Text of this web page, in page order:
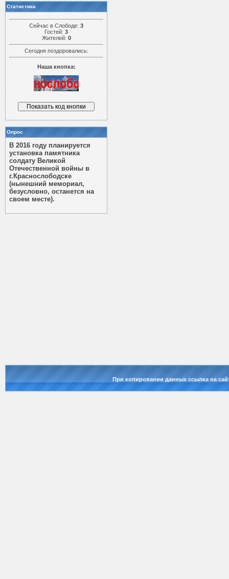
Статистика
Сейчас в Слободе: 3
Гостей: 3
Жителей: 0
Сегодня поздоровались:
Наша кнопка:
Опрос
В 2016 году планируется
установка памятника
солдату Великой
Отечественной войны в
г.Краснослободске
(нынешний мемориал,
безусловно, останется на
своем месте).
При копировании данных ссылка на